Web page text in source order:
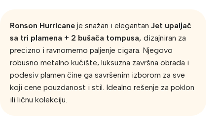
Ronson Hurricane je snažan i elegantan Jet upaljač
sa tri plamena + 2 bušača tompusa, dizajniran za
precizno i ravnomerno paljenje cigara. Njegovo
robusno metalno kućište, luksuzna završna obrada i
podesiv plamen čine ga savršenim izborom za sve
koji cene pouzdanost i stil. Idealno rešenje za poklon
ili ličnu kolekciju.